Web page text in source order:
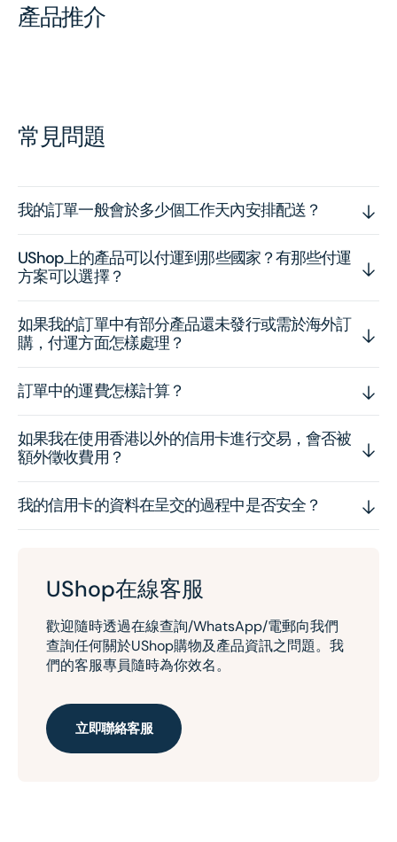
產品推介
常見問題
我的訂單一般會於多少個工作天內安排配送？
UShop上的產品可以付運到那些國家？有那些付運
方案可以選擇？
如果我的訂單中有部分產品還未發行或需於海外訂
購，付運方面怎樣處理？
訂單中的運費怎樣計算？
如果我在使用香港以外的信用卡進行交易，會否被
額外徵收費用？
我的信用卡的資料在呈交的過程中是否安全？
UShop在線客服
歡迎隨時透過在線查詢/WhatsApp/電郵向我們
查詢任何關於UShop購物及產品資訊之問題。我
們的客服專員隨時為你效名。
立即聯絡客服